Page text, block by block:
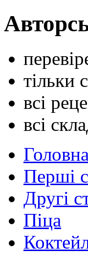
тільки
всі
всі
Головна
Перші
Другі
Піца